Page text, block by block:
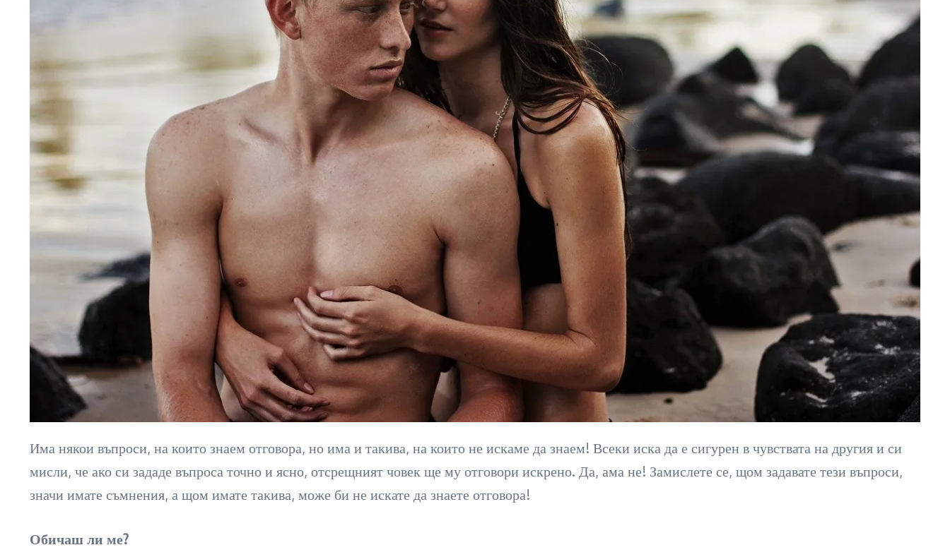
Има някои въпроси, на които знаем отговора, но има и такива, на които не искаме да знаем! Всеки иска да е сигурен в чувствата на другия и си
мисли, че ако си зададе въпроса точно и ясно, отсрещният човек ще му отговори искрено. Да, ама не! Замислете се, щом задавате тези въпроси,
значи имате съмнения, а щом имате такива, може би не искате да знаете отговора!
Обичаш ли ме?